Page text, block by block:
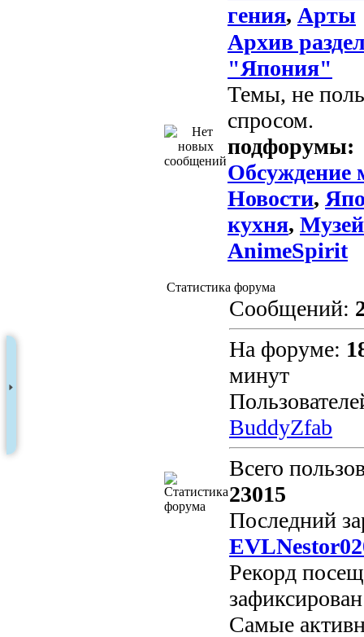
гения, Арты
Архив
"Япония"
Темы, не
спросом.
подфорумы:
Обсуждение
Новости,
кухня,
AnimeSpirit
Статистика форума
Сообщений:
На форуме:
минут
BuddyZfab
Всего
23015
Последний
Рекорд
Самые